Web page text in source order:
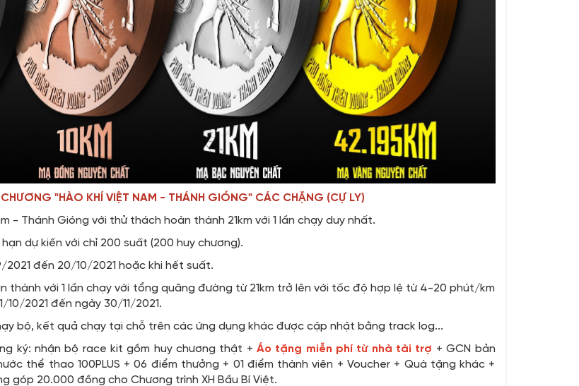
CHƯƠNG "HÀO KHÍ VIỆT NAM - THÁNH GIÓNG" CÁC CHẶNG (CỰ LY)
- Thánh Gióng với thử thách hoàn thành 21km với 1 lần chạy duy nhất.
dự kiến với chỉ 200 suất (200 huy chương).
đến 20/10/2021 hoặc khi hết suất.
thành với 1 lần chạy với tổng quãng đường từ 21km trở lên với tốc độ hợp lệ từ 4-20 phút/km
2021 đến ngày 30/11/2021.
bộ, kết quả chạy tại chỗ trên các ứng dụng khác được cập nhật bằng track log...
ký: nhận bộ race kit gồm huy chương thật +Áo tặng miễn phí từ nhà tài trợ + GCN bản
thể thao 100PLUS + 06 điểm thưởng + 01 điểm thành viên + Voucher + Quà tặng khác +
góp 20.000 đồng cho Chương trình XH Bầu Bí Việt.